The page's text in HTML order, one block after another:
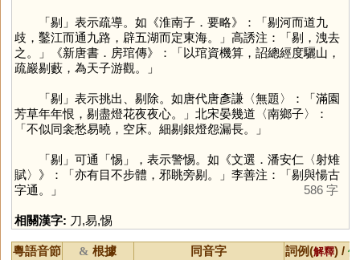
「剔 」表示疏導。如《淮南子．要略》：「剔河而道九
歧，鑿江而通九路，辟五湖而定東海。」高誘注：「剔，洩去
之。」《新唐書．房琯傳》：「以琯資機算，詔總經度驪山，
疏巖剔藪，為天子游觀。」
「剔 」表示挑出、剔除。如唐代唐彥謙〈無題〉：「滿園
芳草年年恨，剔盡燈花夜夜心。」北宋晏幾道〈南鄉子〉：
「不似同衾愁易曉，空床。細剔銀燈怨漏長。」
「剔 」可通「惕 」，表示警惕。如《文選．潘安仁〈射雉
賦〉》：「亦有目不步體，邪眺旁剔。」李善注：「剔與愓古
字通。」
586 字
相關漢字: 刀,易,惕
粵語音節 & 根據 同音字 詞例(解釋) /